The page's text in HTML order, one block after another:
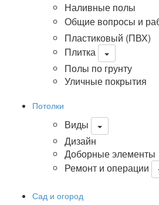
Наливные полы
Общие вопросы и
Пластиковый (ПВХ)
Плитка
Полы по грунту
Уличные покрытия
Потолки
Виды
Дизайн
Доборные элементы
Ремонт и операции
Сад и огород